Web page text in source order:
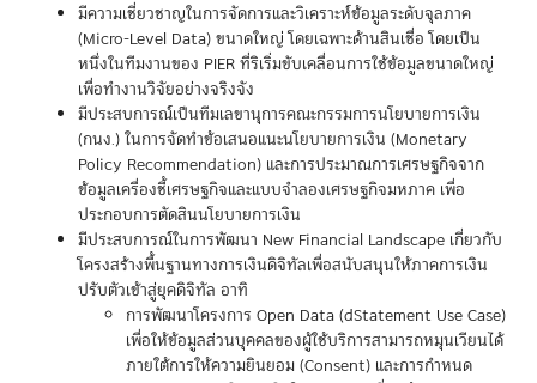
มีความเชี่ยวชาญในการจัดการและวิเคราะห์ข้อมูลระดับจุลภาค
(Micro-Level Data) ขนาดใหญ่ โดยเฉพาะด้านสินเชื่อ โดยเป็น
หนึ่งในทีมงานของ PIER ที่ริเริ่มขับเคลื่อนการใช้ข้อมูลขนาดใหญ่
เพื่อทำงานวิจัยอย่างจริงจัง
มีประสบการณ์เป็นทีมเลขานุการคณะกรรมการนโยบายการเงิน
(กนง.) ในการจัดทำข้อเสนอแนะนโยบายการเงิน (Monetary
Policy Recommendation) และการประมาณการเศรษฐกิจจาก
ข้อมูลเครื่องชี้เศรษฐกิจและแบบจำลองเศรษฐกิจมหภาค เพื่อ
ประกอบการตัดสินนโยบายการเงิน
มีประสบการณ์ในการพัฒนา New Financial Landscape เกี่ยวกับ
โครงสร้างพื้นฐานทางการเงินดิจิทัลเพื่อสนับสนุนให้ภาคการเงิน
ปรับตัวเข้าสู่ยุคดิจิทัล อาทิ
การพัฒนาโครงการ Open Data (dStatement Use Case)
เพื่อให้ข้อมูลส่วนบุคคลของผู้ใช้บริการสามารถหมุนเวียนได้
ภายใต้การให้ความยินยอม (Consent) และการกำหนด